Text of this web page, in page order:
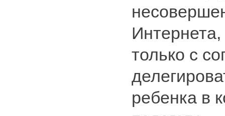
только с
ребенка в